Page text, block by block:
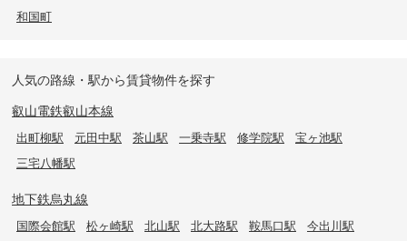
和国町
人気の路線・駅から賃貸物件を探す
叡山電鉄叡山本線
出町柳駅 元田中駅 茶山駅 一乗寺駅 修学院駅
宝ヶ池駅
三宅八幡駅
地下鉄烏丸線
国際会館駅 松ヶ崎駅 北山駅 北大路駅 鞍馬口駅
今出川駅